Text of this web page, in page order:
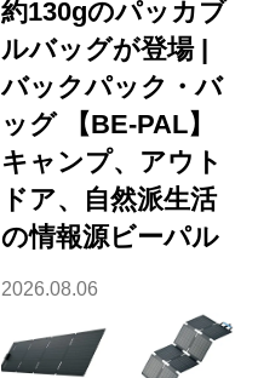
約130gのパッカブ
ルバッグが登場 |
バックパック・バ
ッグ 【BE-PAL】
キャンプ、アウト
ドア、自然派生活
の情報源ビーパル
2026.08.06